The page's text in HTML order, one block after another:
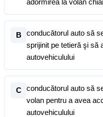
adormirea la volan
B
conducătorul auto să
sprijinit pe tetieră şi să
autovehiculului
C
conducătorul auto să
volan pentru a avea
autovehiculului